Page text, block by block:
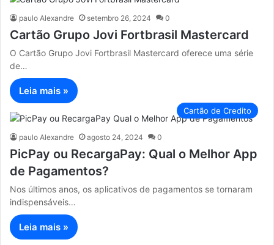
paulo Alexandre setembro 26, 2024 0
Cartão Grupo Jovi Fortbrasil Mastercard
O Cartão Grupo Jovi Fortbrasil Mastercard oferece uma série
de…
Leia mais »
Cartão de Credito
paulo Alexandre agosto 24, 2024 0
PicPay ou RecargaPay: Qual o Melhor App
de Pagamentos?
Nos últimos anos, os aplicativos de pagamentos se tornaram
indispensáveis…
Leia mais »